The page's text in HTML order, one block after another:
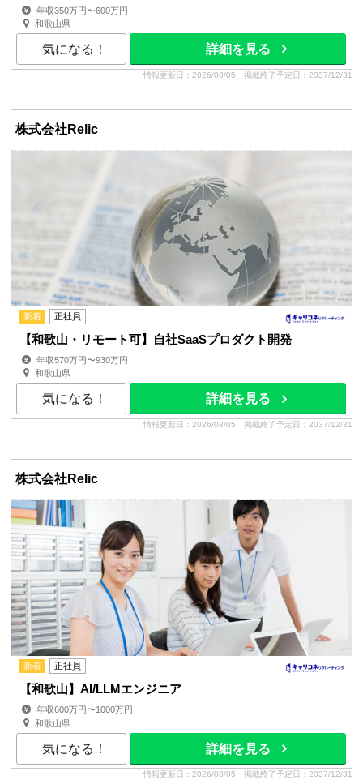
年収350万円〜600万円
和歌山県
気になる！ 詳細を見る
情報更新日：2026/08/05 掲載終了予定日：2037/12/31
株式会社Relic
新着 正社員
【和歌山・リモート可】自社SaaSプロダクト開発
年収570万円〜930万円
和歌山県
気になる！ 詳細を見る
情報更新日：2026/08/05 掲載終了予定日：2037/12/31
株式会社Relic
新着 正社員
【和歌山】AI/LLMエンジニア
年収600万円〜1000万円
和歌山県
気になる！ 詳細を見る
情報更新日：2026/08/05 掲載終了予定日：2037/12/31